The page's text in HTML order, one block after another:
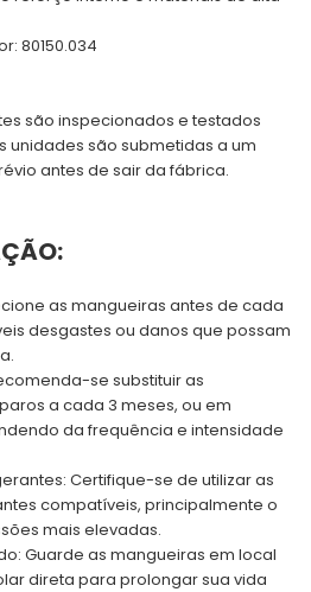
80150.034
são inspecionados e testados
unidades são submetidas a um
antes de sair da fábrica.
as mangueiras antes de cada
desgastes ou danos que possam
se substituir as
a cada 3 meses, ou em
da frequência e intensidade
Certifique-se de utilizar as
compatíveis, principalmente o
mais elevadas.
Guarde as mangueiras em local
direta para prolongar sua vida